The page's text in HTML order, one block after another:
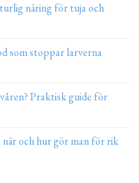
näring för tuja och
som stoppar larverna
Praktisk guide för
när och hur gör man för rik